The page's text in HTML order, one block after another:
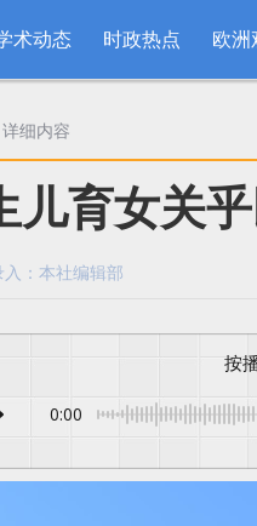
术动态 时政热点 欧洲
详细内容
儿育女关
：本社编辑部
0:00